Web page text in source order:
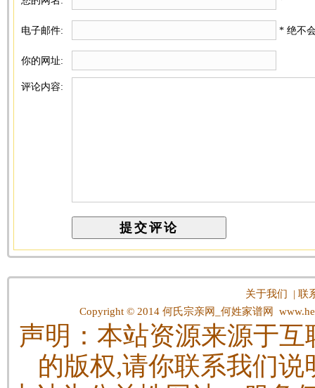
电子邮件: * 绝不
你的网址:
评论内容:
关于我们 |联
Copyright © 2014 何氏宗亲网_何姓家谱网
声明：本站资源来源于
的版权,请你联系我们